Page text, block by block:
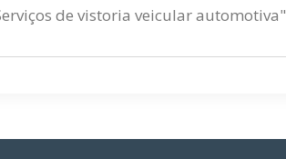
de vistoria veicular automotiva"